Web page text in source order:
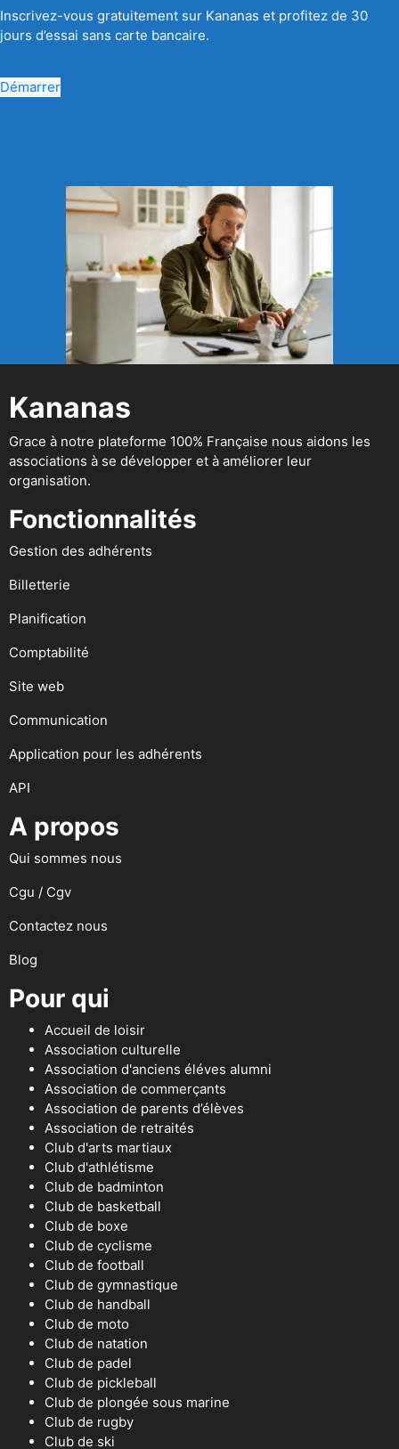
Inscrivez-vous gratuitement sur Kananas et profitez de 30
jours d’essai sans carte bancaire.
Démarrer
Kananas
Grace à notre plateforme 100% Française nous aidons les
associations à se développer et à améliorer leur
organisation.
Fonctionnalités
Gestion des adhérents
Billetterie
Planification
Comptabilité
Site web
Communication
Application pour les adhérents
API
A propos
Qui sommes nous
Cgu / Cgv
Contactez nous
Blog
Pour qui
Accueil de loisir
Association culturelle
Association d'anciens éléves alumni
Association de commerçants
Association de parents d’élèves
Association de retraités
Club d'arts martiaux
Club d'athlétisme
Club de badminton
Club de basketball
Club de boxe
Club de cyclisme
Club de football
Club de gymnastique
Club de handball
Club de moto
Club de natation
Club de padel
Club de pickleball
Club de plongée sous marine
Club de rugby
Club de ski